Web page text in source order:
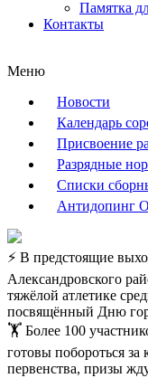
Памятка
Контакты
Меню
Новости
Календарь
Присвоение
Разрядные
Списки
Антидопинг
⚡ В предстоящие
Александровского
тяжёлой атлетике
посвящённый Дню
🏋 ️Более 100
готовы побороться
первенства, призы